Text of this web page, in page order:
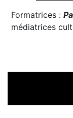
Formatrices :
médiatrices